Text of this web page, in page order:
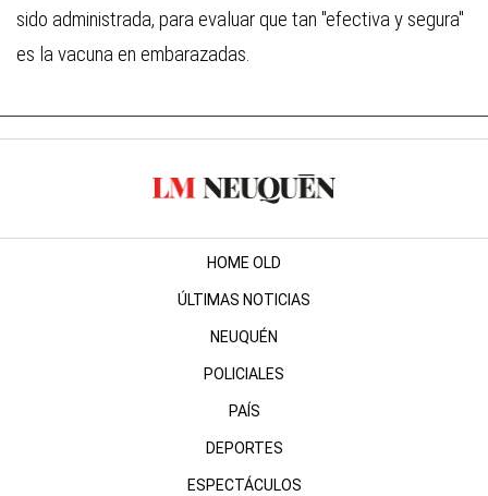
sido administrada, para evaluar que tan "efectiva y segura"
es la vacuna en embarazadas.
HOME OLD
ÚLTIMAS NOTICIAS
NEUQUÉN
POLICIALES
PAÍS
DEPORTES
ESPECTÁCULOS